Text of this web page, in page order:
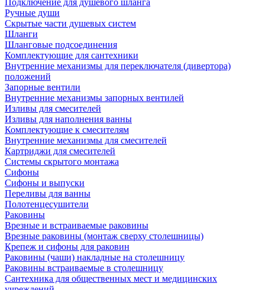
Подключение для душевого шланга
Ручные души
Скрытые части душевых систем
Шланги
Шланговые подсоединения
Комплектующие для сантехники
Внутренние механизмы для переключателя (дивертора)
положений
Запорные вентили
Внутренние механизмы запорных вентилей
Изливы для смесителей
Изливы для наполнения ванны
Комплектующие к смесителям
Внутренние механизмы для смесителей
Картриджи для смесителей
Системы скрытого монтажа
Сифоны
Сифоны и выпуски
Переливы для ванны
Полотенцесушители
Раковины
Врезные и встраиваемые раковины
Врезные раковины (монтаж сверху столешницы)
Крепеж и сифоны для раковин
Раковины (чаши) накладные на столешницу
Раковины встраиваемые в столешницу
Сантехника для общественных мест и медицинских